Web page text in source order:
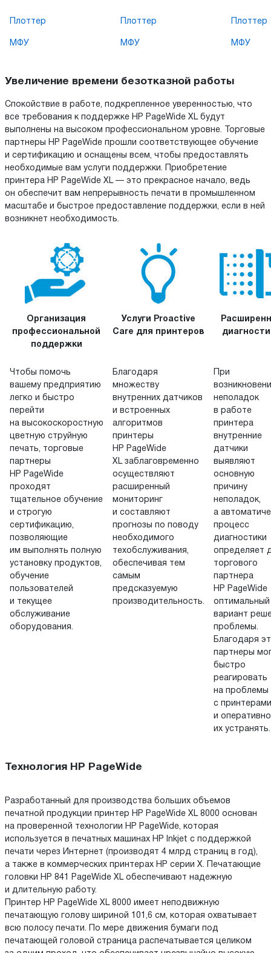
Плоттер Плоттер Плоттер
МФУ МФУ МФУ
Увеличение времени безотказной работы
Спокойствие в работе, подкрепленное уверенностью, что
все требования к поддержке HP PageWide XL будут
выполнены на высоком профессиональном уровне. Торговые
партнеры HP PageWide прошли соответствующее обучение
и сертификацию и оснащены всем, чтобы предоставлять
необходимые вам услуги поддержки. Приобретение
принтера HP PageWide XL — это прекрасное начало, ведь
он обеспечит вам непрерывность печати в промышленном
масштабе и быстрое предоставление поддержки, если в ней
возникнет необходимость.
Организация
профессиональной
поддержки
Услуги Proactive
Care для принтеров
Чтобы помочь
вашему предприятию
легко и быстро
перейти
на высокоскоростную
цветную струйную
печать, торговые
партнеры
HP PageWide
проходят
тщательное обучение
и строгую
сертификацию,
позволяющие
им выполнять полную
установку продуктов,
обучение
пользователей
и текущее
обслуживание
оборудования.
Благодаря
множеству
внутренних датчиков
и встроенных
алгоритмов
принтеры
HP PageWide
XL заблаговременно
осуществляют
расширенный
мониторинг
и составляют
прогнозы по поводу
необходимого
техобслуживания,
обеспечивая тем
самым
предсказуемую
производительность.
При
неполадок
в работе
принтера
внутренние
датчики
выявляют
основную
причину
неполадок,
а
процесс
диагностики
определяет
торгового
партнера
HP PageWide
оптимальный
вариант
проблемы.
Благодаря
партнеры
быстро
реагировать
на проблемы
с принтерами
и оперативно
их устранять.
Технология HP PageWide
Разработанный для производства больших объемов
печатной продукции принтер HP PageWide XL 8000 основан
на проверенной технологии HP PageWide, которая
используется в печатных машинах HP Inkjet с поддержкой
печати через Интернет (производят 4 млрд страниц в год),
а также в коммерческих принтерах HP серии X. Печатающие
головки HP 841 PageWide XL обеспечивают надежную
и длительную работу.
Принтер HP PageWide XL 8000 имеет неподвижную
печатающую голову шириной 101,6 см, которая охватывает
всю полосу печати. По мере движения бумаги под
печатающей головой страница распечатывается целиком